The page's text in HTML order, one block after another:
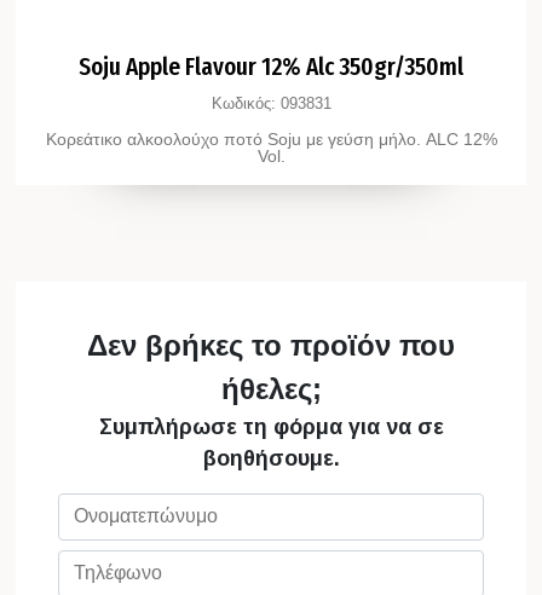
Soju Apple Flavour 12% Alc 350gr/350ml
Κωδικός: 093831
Κορεάτικο αλκοολούχο ποτό Soju με γεύση μήλο. ALC 12%
Vol.
Δεν βρήκες το προϊόν που
ήθελες;
Συμπλήρωσε τη φόρμα για να σε
βοηθήσουμε.